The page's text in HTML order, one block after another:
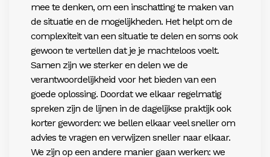
mee te denken, om een inschatting te maken van
de situatie en de mogelijkheden. Het helpt om de
complexiteit van een situatie te delen en soms ook
gewoon te vertellen dat je je machteloos voelt.
Samen zijn we sterker en delen we de
verantwoordelijkheid voor het bieden van een
goede oplossing. Doordat we elkaar regelmatig
spreken zijn de lijnen in de dagelijkse praktijk ook
korter geworden: we bellen elkaar veel sneller om
advies te vragen en verwijzen sneller naar elkaar.
We zijn op een andere manier gaan werken: we